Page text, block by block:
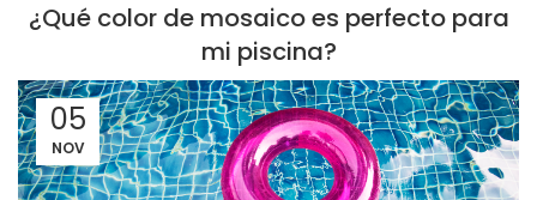
¿Qué color de mosaico es perfecto para
mi piscina?
05
NOV